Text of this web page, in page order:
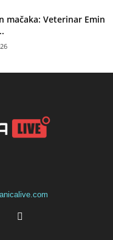
mačaka: Veterinar Emin